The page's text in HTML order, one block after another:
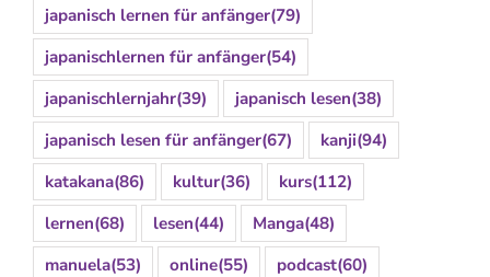
japanisch lernen für anfänger(79)
japanischlernen für anfänger(54)
japanischlernjahr(39) japanisch lesen(38)
japanisch lesen für anfänger(67) kanji(94)
katakana(86) kultur(36) kurs(112)
lernen(68) lesen(44) Manga(48)
manuela(53) online(55) podcast(60)